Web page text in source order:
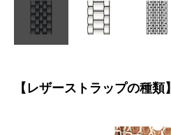
【レザーストラップの種類】